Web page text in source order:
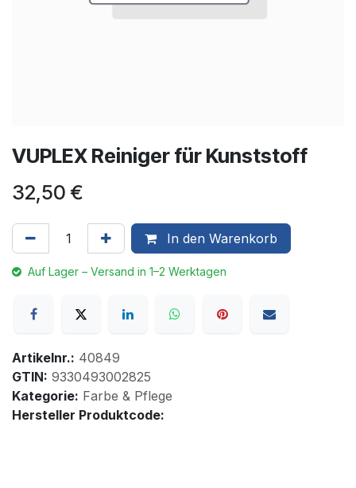
VUPLEX Reiniger für Kunststoff
32,50 €
In den Warenkorb
Auf Lager – Versand in 1–2 Werktagen
Artikelnr.: 40849
GTIN: 9330493002825
Kategorie: Farbe & Pflege
Hersteller Produktcode: